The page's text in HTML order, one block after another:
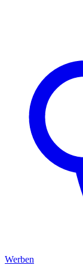
Werben